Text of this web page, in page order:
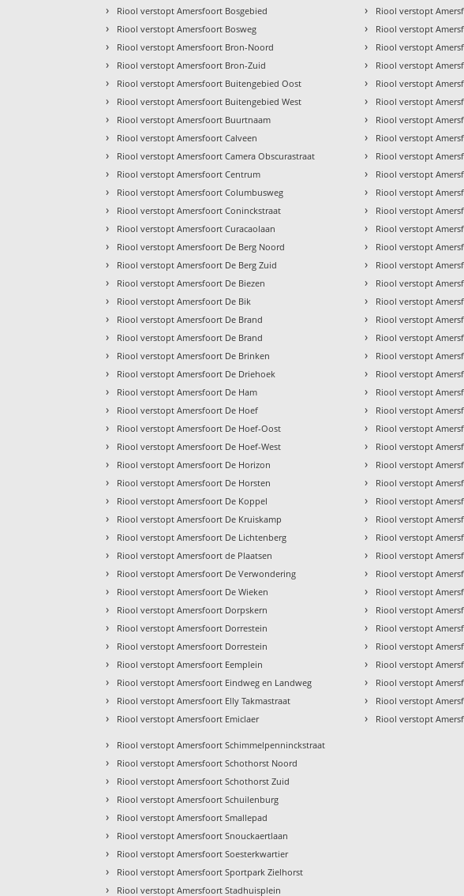
› Riool verstopt Amersfoort Bosgebied
› Riool verstopt Amersfoort Bosweg
› Riool verstopt Amersfoort Bron-Noord
› Riool verstopt Amersfoort Bron-Zuid
› Riool verstopt Amersfoort Buitengebied Oost
› Riool verstopt Amersfoort Buitengebied West
› Riool verstopt Amersfoort Buurtnaam
› Riool verstopt Amersfoort Calveen
› Riool verstopt Amersfoort Camera Obscurastraat
› Riool verstopt Amersfoort Centrum
› Riool verstopt Amersfoort Columbusweg
› Riool verstopt Amersfoort Coninckstraat
› Riool verstopt Amersfoort Curacaolaan
› Riool verstopt Amersfoort De Berg Noord
› Riool verstopt Amersfoort De Berg Zuid
› Riool verstopt Amersfoort De Biezen
› Riool verstopt Amersfoort De Bik
› Riool verstopt Amersfoort De Brand
› Riool verstopt Amersfoort De Brand
› Riool verstopt Amersfoort De Brinken
› Riool verstopt Amersfoort De Driehoek
› Riool verstopt Amersfoort De Ham
› Riool verstopt Amersfoort De Hoef
› Riool verstopt Amersfoort De Hoef-Oost
› Riool verstopt Amersfoort De Hoef-West
› Riool verstopt Amersfoort De Horizon
› Riool verstopt Amersfoort De Horsten
› Riool verstopt Amersfoort De Koppel
› Riool verstopt Amersfoort De Kruiskamp
› Riool verstopt Amersfoort De Lichtenberg
› Riool verstopt Amersfoort de Plaatsen
› Riool verstopt Amersfoort De Verwondering
› Riool verstopt Amersfoort De Wieken
› Riool verstopt Amersfoort Dorpskern
› Riool verstopt Amersfoort Dorrestein
› Riool verstopt Amersfoort Dorrestein
› Riool verstopt Amersfoort Eemplein
› Riool verstopt Amersfoort Eindweg en Landweg
› Riool verstopt Amersfoort Elly Takmastraat
› Riool verstopt Amersfoort Emiclaer
› Riool verstopt
› Riool verstopt
› Riool verstopt
› Riool verstopt
› Riool verstopt
› Riool verstopt
› Riool verstopt
› Riool verstopt
› Riool verstopt
› Riool verstopt
› Riool verstopt
› Riool verstopt
› Riool verstopt
› Riool verstopt
› Riool verstopt
› Riool verstopt
› Riool verstopt
› Riool verstopt
› Riool verstopt
› Riool verstopt
› Riool verstopt
› Riool verstopt
› Riool verstopt
› Riool verstopt
› Riool verstopt
› Riool verstopt
› Riool verstopt
› Riool verstopt
› Riool verstopt
› Riool verstopt
› Riool verstopt
› Riool verstopt
› Riool verstopt
› Riool verstopt
› Riool verstopt
› Riool verstopt
› Riool verstopt
› Riool verstopt
› Riool verstopt
› Riool verstopt
› Riool verstopt Amersfoort Schimmelpenninckstraat
› Riool verstopt Amersfoort Schothorst Noord
› Riool verstopt Amersfoort Schothorst Zuid
› Riool verstopt Amersfoort Schuilenburg
› Riool verstopt Amersfoort Smallepad
› Riool verstopt Amersfoort Snouckaertlaan
› Riool verstopt Amersfoort Soesterkwartier
› Riool verstopt Amersfoort Sportpark Zielhorst
› Riool verstopt Amersfoort Stadhuisplein